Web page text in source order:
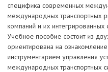
специфика современных
международных транспортных
компаний и их интегрированных
Учебное пособие состоит из
ориентирована на
инструментарием управления
международных транспортных